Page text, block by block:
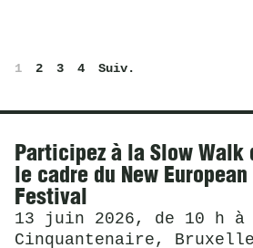
Pagination
1 2 3 4 Suiv.
Actualités
Participez à la Slow Walk
le cadre du New
Festival
13 juin 2026, de 10 h à
Cinquantenaire,